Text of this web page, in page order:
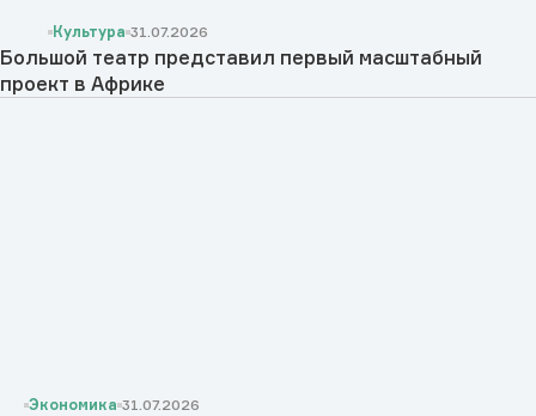
Культура 31.07.2026
Большой театр представил первый масштабный
проект в Африке
Экономика 31.07.2026